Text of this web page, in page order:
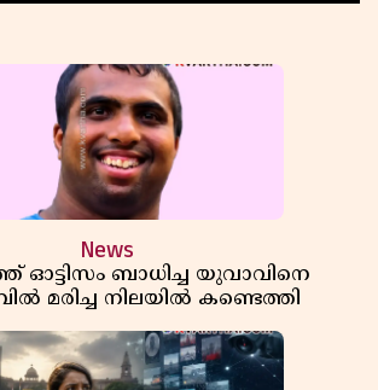
News
ഓട്ടിസം ബാധിച്ച യുവാവിനെ
മരിച്ച നിലയിൽ കണ്ടെത്തി